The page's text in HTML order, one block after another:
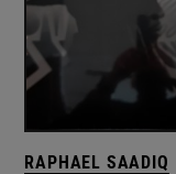
RAPHAEL SAADIQ